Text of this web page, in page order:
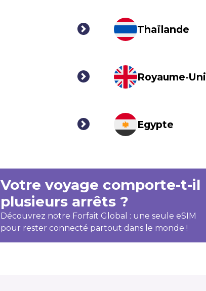
Thaïlande
Royaume-Uni
Egypte
Votre voyage comporte-t-il
plusieurs arrêts ?
Découvrez notre Forfait Global : une seule eSIM
pour rester connecté partout dans le monde !